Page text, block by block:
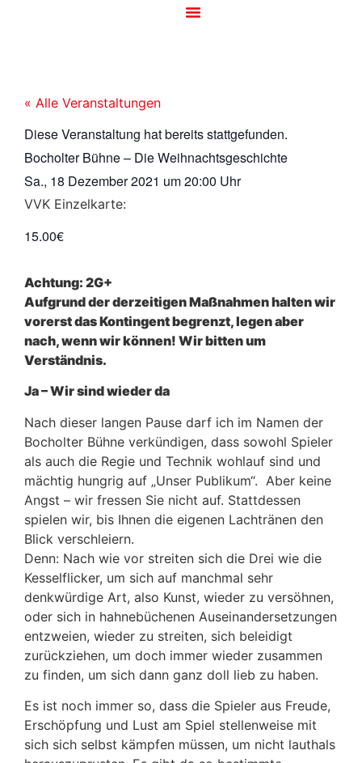
« Alle Veranstaltungen
Diese Veranstaltung hat bereits stattgefunden.
Bocholter Bühne – Die Weihnachtsgeschichte
Sa., 18 Dezember 2021 um20:00 Uhr
VVK Einzelkarte:
15.00€
Achtung: 2G+
Aufgrund der derzeitigen Maßnahmen halten wir
vorerst das Kontingent begrenzt, legen aber
nach, wenn wir können! Wir bitten um
Verständnis.
Ja – Wir sind wieder da
Nach dieser langen Pause darf ich im Namen der
Bocholter Bühne verkündigen, dass sowohl Spieler
als auch die Regie und Technik wohlauf sind und
mächtig hungrig auf „Unser Publikum“. Aber keine
Angst – wir fressen Sie nicht auf. Stattdessen
spielen wir, bis Ihnen die eigenen Lachtränen den
Blick verschleiern.
Denn: Nach wie vor streiten sich die Drei wie die
Kesselflicker, um sich auf manchmal sehr
denkwürdige Art, also Kunst, wieder zu versöhnen,
oder sich in hahnebüchenen Auseinandersetzungen
entzweien, wieder zu streiten, sich beleidigt
zurückziehen, um doch immer wieder zusammen
zu finden, um sich dann ganz doll lieb zu haben.
Es ist noch immer so, dass die Spieler aus Freude,
Erschöpfung und Lust am Spiel stellenweise mit
sich sich selbst kämpfen müssen, um nicht lauthals